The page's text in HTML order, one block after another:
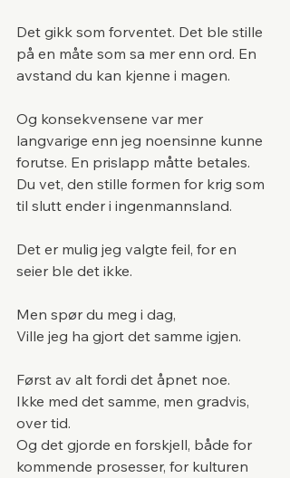
Det gikk som forventet. Det ble stille
på en måte som sa mer enn ord. En
avstand du kan kjenne i magen.
Og konsekvensene var mer
langvarige enn jeg noensinne kunne
forutse. En prislapp måtte betales.
Du vet, den stille formen for krig som
til slutt ender i ingenmannsland.
Det er mulig jeg valgte feil, for en
seier ble det ikke.
Men spør du meg i dag,
Ville jeg ha gjort det samme igjen.
Først av alt fordi det åpnet noe.
Ikke med det samme, men gradvis,
over tid.
Og det gjorde en forskjell, både for
kommende prosesser, for kulturen